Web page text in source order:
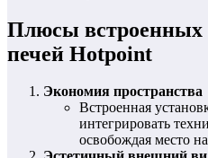
Плюсы встроенных
печей Hotpoint
Экономия пространства
Встроенная
интегрировать
освобождая место